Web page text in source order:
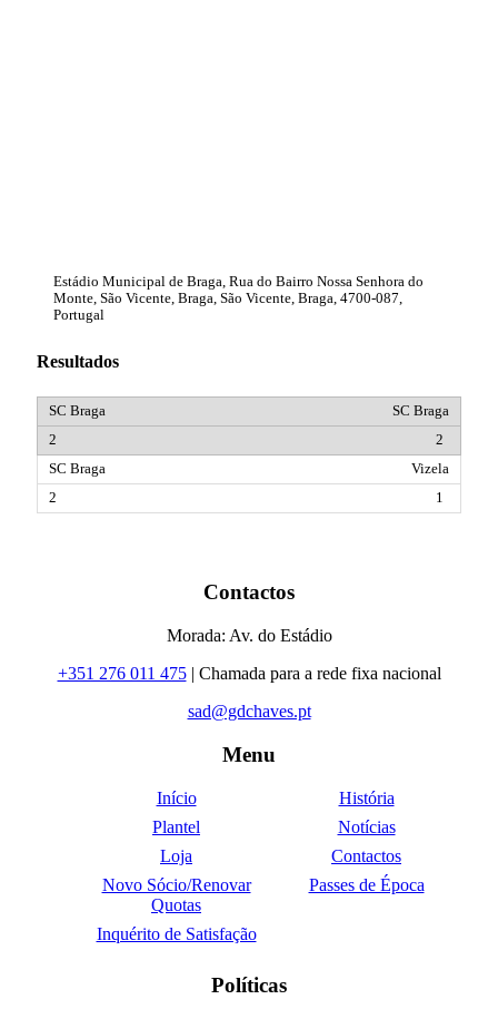
Estádio Municipal de Braga, Rua do Bairro Nossa Senhora do
Monte, São Vicente, Braga, São Vicente, Braga, 4700-087,
Portugal
Resultados
SC Braga
2
Vizela
1
Contactos
Morada: Av. do Estádio
+351 276 011 475| Chamada para a rede fixa nacional
sad@gdchaves.pt
Menu
Início
História
Plantel
Notícias
Loja
Contactos
Novo Sócio/Renovar
Quotas
Passes de Época
Inquérito de Satisfação
Políticas